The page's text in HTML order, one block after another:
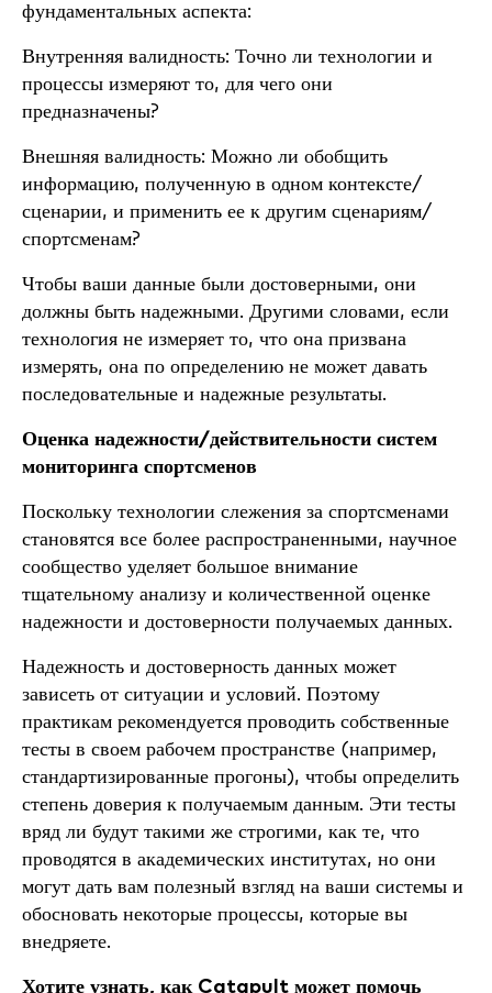
фундаментальных аспекта:
Внутренняя валидность: Точно ли технологии и
процессы измеряют то, для чего они
предназначены?
Внешняя валидность: Можно ли обобщить
информацию, полученную в одном контексте/
сценарии, и применить ее к другим сценариям/
спортсменам?
Чтобы ваши данные были достоверными, они
должны быть надежными. Другими словами, если
технология не измеряет то, что она призвана
измерять, она по определению не может давать
последовательные и надежные результаты.
Оценка надежности/действительности систем
мониторинга спортсменов
Поскольку технологии слежения за спортсменами
становятся все более распространенными, научное
сообщество уделяет большое внимание
тщательному анализу и количественной оценке
надежности и достоверности получаемых данных.
Надежность и достоверность данных может
зависеть от ситуации и условий. Поэтому
практикам рекомендуется проводить собственные
тесты в своем рабочем пространстве (например,
стандартизированные прогоны), чтобы определить
степень доверия к получаемым данным. Эти тесты
вряд ли будут такими же строгими, как те, что
проводятся в академических институтах, но они
могут дать вам полезный взгляд на ваши системы и
обосновать некоторые процессы, которые вы
внедряете.
Хотите узнать, как Catapult может помочь